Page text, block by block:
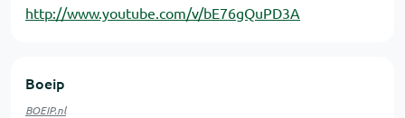
http://www.youtube.com/v/bE76gQuPD3A
Boeip
BOEIP.nl